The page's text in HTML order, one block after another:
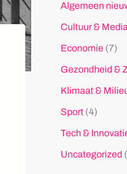
Algemeen
Cultuur & Media
Economie (7)
Gezondheid &
Klimaat &
Sport (4)
Tech &
Uncategorized